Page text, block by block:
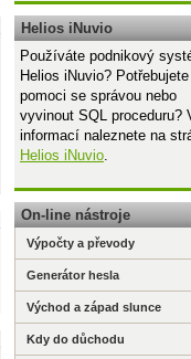
Helios iNuvio
Používáte podnikový
Helios iNuvio? Potřebujete
pomoci se správou nebo
vyvinout SQL proceduru?
informací naleznete na
Helios iNuvio.
On-line nástroje
Výpočty a převody
Generátor hesla
Východ a západ slunce
Kdy do důchodu